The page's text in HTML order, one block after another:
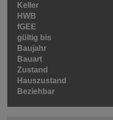
Keller
HWB
fGEE
gültig bis
Baujahr
Bauart
Zustand
Hauszustand
Beziehbar